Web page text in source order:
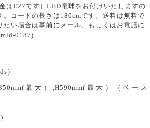
はE27です）LED電球をお付けいたしますの
。コードの長さは180cmです。送料は無料で
たい場合は事前にメール、もしくはお電話に
0187)
）
最大）,H590mm(最大）（ベース